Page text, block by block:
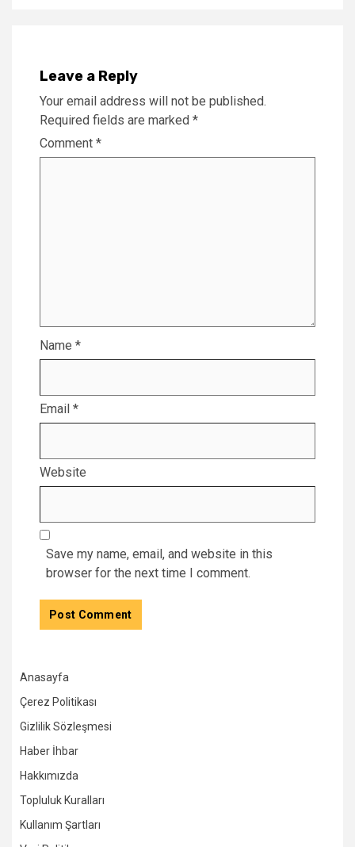
Leave a Reply
Your email address will not be published.
Required fields are marked *
Comment *
Name *
Email *
Website
Save my name, email, and website in this
browser for the next time I comment.
Anasayfa
Çerez Politikası
Gizlilik Sözleşmesi
Haber İhbar
Hakkımızda
Topluluk Kuralları
Kullanım Şartları